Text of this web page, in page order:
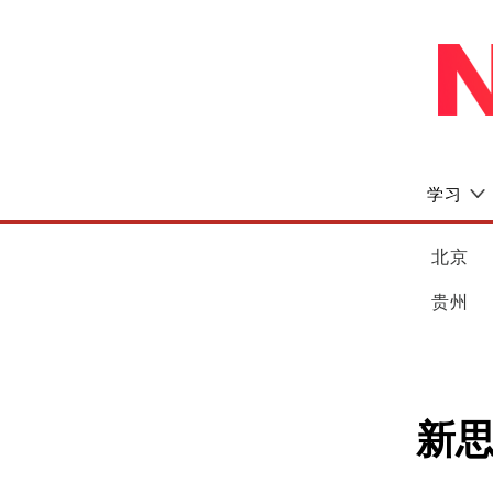
学习
北京
贵州
新